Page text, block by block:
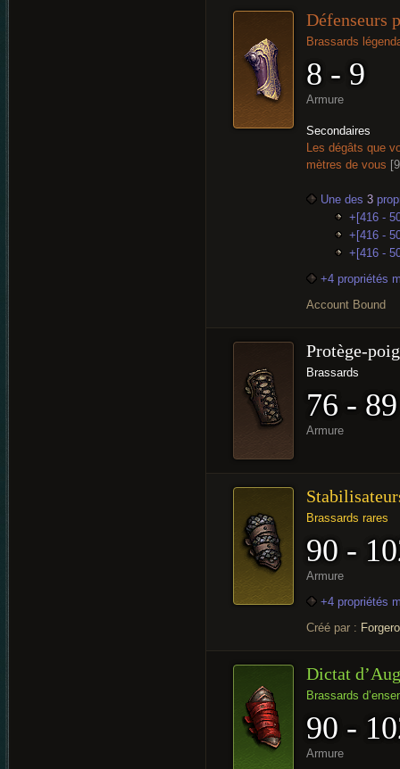
Défenseurs
Brassards
8 - 9
Armure
Secondaires
Les dégâts que
mètres de vous
Une des 3
+[416 -
+[416 -
+[416 -
+4 propriétés
Account Bound
Protège-
Brassards
76 - 89
Armure
Brassards rares
90 -
Armure
+4 propriétés
Créé par :
Dictat
Brassards
90 -
Armure